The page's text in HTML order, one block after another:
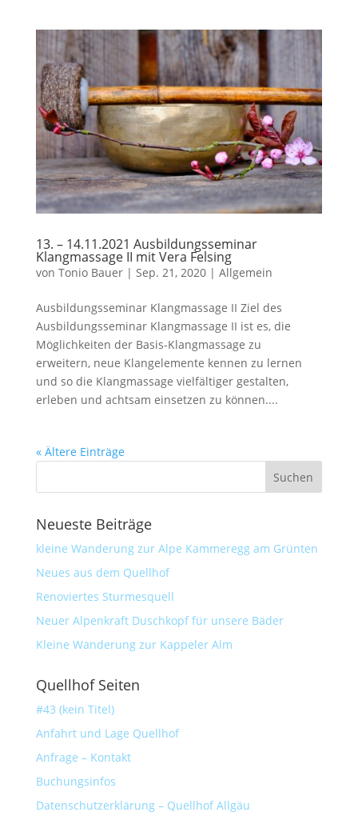
13. – 14.11.2021 Ausbildungsseminar
Klangmassage II mit Vera Felsing
von Tonio Bauer| Sep. 21, 2020| Allgemein
Ausbildungsseminar Klangmassage II Ziel des
Ausbildungsseminar Klangmassage II ist es, die
Möglichkeiten der Basis-Klangmassage zu
erweitern, neue Klangelemente kennen zu lernen
und so die Klangmassage vielfältiger gestalten,
erleben und achtsam einsetzen zu können....
« Ältere Einträge
Neueste Beiträge
kleine Wanderung zur Alpe Kammeregg am Grünten
Neues aus dem Quellhof
Renoviertes Sturmesquell
Neuer Alpenkraft Duschkopf für unsere Bäder
Kleine Wanderung zur Kappeler Alm
Quellhof Seiten
#43 (kein Titel)
Anfahrt und Lage Quellhof
Anfrage – Kontakt
Buchungsinfos
Datenschutzerklärung – Quellhof Allgäu